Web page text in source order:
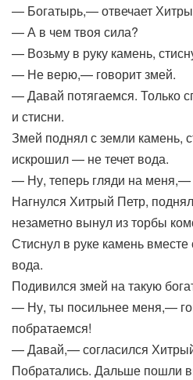
— Богатырь,— отвечает
— А в чем твоя сила?
— Возьму в руку камень,
— Не верю,— говорит змей.
— Давай потягаемся. Только
и стисни.
Змей поднял с земли камень,
искрошил — не течет вода.
— Ну, теперь гляди на меня,—
Нагнулся Хитрый Петр,
незаметно вынул из торбы
Стиснул в руке камень
вода.
Подивился змей на такую
— Ну, ты посильнее меня,—
побратаемся!
— Давай,— согласился
Побратались. Дальше пошли